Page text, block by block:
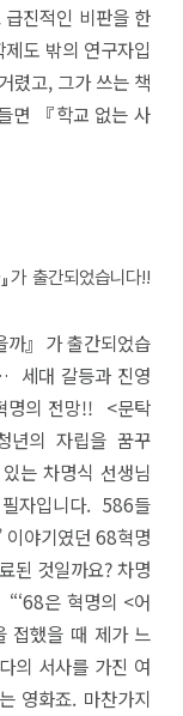
진적인 비판을 한
도 밖의 연구자입
렸고, 그가 쓰는 책
면 『학교 없는 사
가 출간되었습니다!!
까』가 출간되었습
세대 갈등과 진영
명의 전망!! <문탁
년의 자립을 꿈꾸
는 차명식 선생님
자입니다. 586들
이야기였던 68혁명
된 것일까요? 차명
은 혁명의 <어
접했을 때 제가 느
의 서사를 가진 여
영화죠. 마찬가지